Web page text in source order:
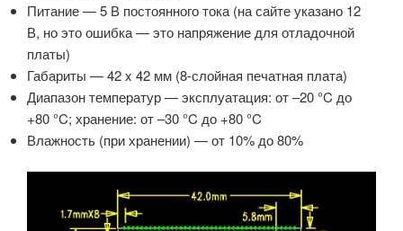
Питание — 5 В постоянного тока (на сайте указано 12
В, но это ошибка — это напряжение для отладочной
платы)
Габариты — 42 x 42 мм (8-слойная печатная плата)
Диапазон температур — эксплуатация: от –20 °C до
+80 °C; хранение: от –30 °C до +80 °C
Влажность (при хранении) — от 10% до 80%